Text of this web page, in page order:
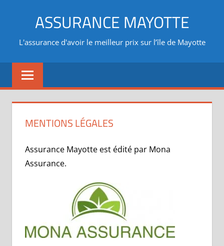
ASSURANCE MAYOTTE
L'assurance d'avoir le meilleur prix sur l’île de Mayotte
MENTIONS LÉGALES
Assurance Mayotte est édité par Mona
Assurance.